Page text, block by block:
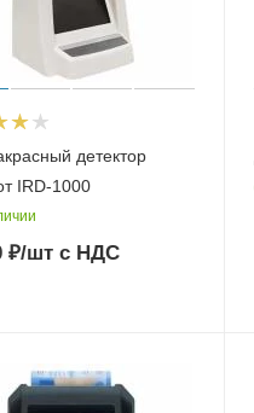
детектор
IRD-1000
₽/шт с НДС